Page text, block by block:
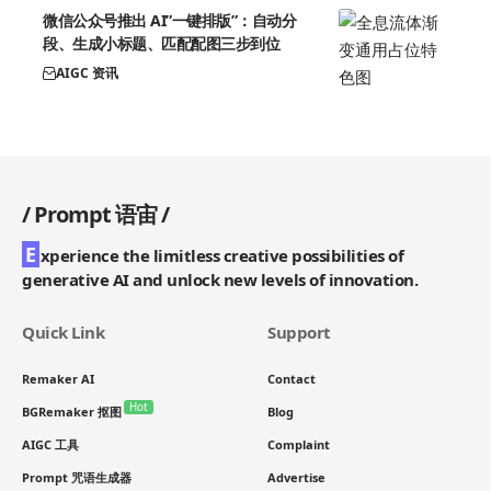
微信公众号推出 AI”一键排版”：自动分
段、生成小标题、匹配配图三步到位
AIGC 资讯
/Prompt 语宙/
E xperience the limitless creative possibilities of
generative AI and unlock new levels of innovation.
Quick Link
Remaker AI
BGRemaker 抠图 Hot
AIGC 工具
Prompt 咒语生成器
Support
Contact
Blog
Complaint
Advertise